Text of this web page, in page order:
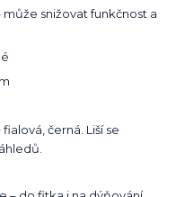
může snižovat funkčnost a
černá. Liší se